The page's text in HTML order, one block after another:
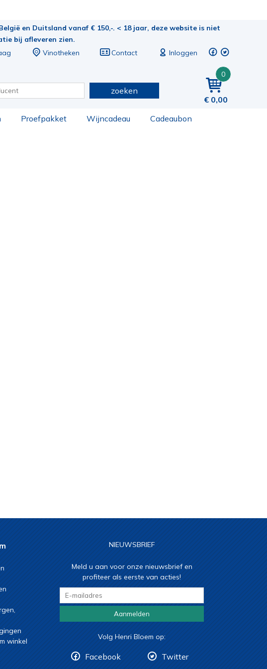
en Duitsland vanaf € 150,-. < 18 jaar, deze website is niet
bij afleveren zien.
Vinotheken Contact Inloggen
0
0,00
zoeken
Proefpakket Wijncadeau Cadeaubon
winkel
NIEUWSBRIEF
Meld u aan voor onze nieuwsbrief en
profiteer als eerste van acties!
Aanmelden
Volg Henri Bloem op:
Facebook Twitter